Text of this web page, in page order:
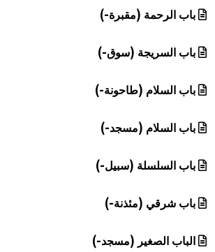
باب الرحمة (مقبرة-)
باب السريجة (سوق-)
باب السلام (طاحونة-)
باب السلام (مسجد-)
باب السلسلة (سبيل-)
باب شرقي (مئذنة-)
الباب الصغير (مسجد-)